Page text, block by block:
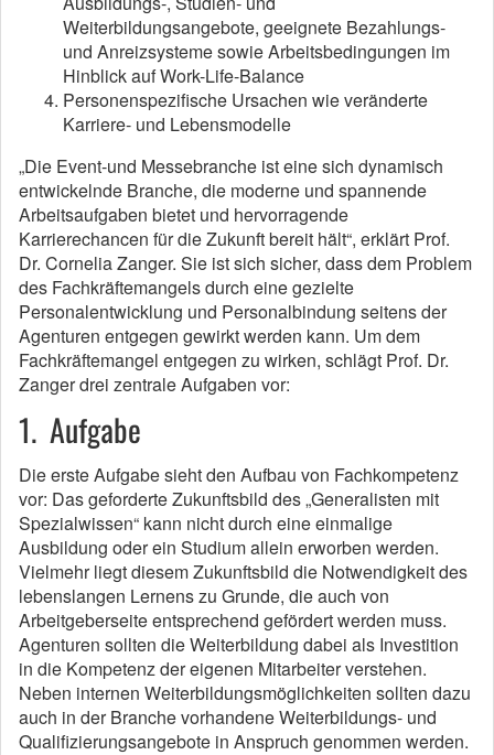
Weiterbildungsangebote, geeignete Bezahlungs-
und Anreizsysteme sowie Arbeitsbedingungen im
Hinblick auf Work-Life-Balance
Personenspezifische Ursachen wie veränderte
Karriere- und Lebensmodelle
„Die Event-und Messebranche ist eine sich dynamisch
entwickelnde Branche, die moderne und spannende
Arbeitsaufgaben bietet und hervorragende
Karrierechancen für die Zukunft bereit hält“, erklärt Prof.
Dr. Cornelia Zanger. Sie ist sich sicher, dass dem Problem
des Fachkräftemangels durch eine gezielte
Personalentwicklung und Personalbindung seitens der
Agenturen entgegen gewirkt werden kann. Um dem
Fachkräftemangel entgegen zu wirken, schlägt Prof. Dr.
Zanger drei zentrale Aufgaben vor:
1. Aufgabe
Die erste Aufgabe sieht den Aufbau von Fachkompetenz
vor: Das geforderte Zukunftsbild des „Generalisten mit
Spezialwissen“ kann nicht durch eine einmalige
Ausbildung oder ein Studium allein erworben werden.
Vielmehr liegt diesem Zukunftsbild die Notwendigkeit des
lebenslangen Lernens zu Grunde, die auch von
Arbeitgeberseite entsprechend gefördert werden muss.
Agenturen sollten die Weiterbildung dabei als Investition
in die Kompetenz der eigenen Mitarbeiter verstehen.
Neben internen Weiterbildungsmöglichkeiten sollten dazu
auch in der Branche vorhandene Weiterbildungs- und
Qualifizierungsangebote in Anspruch genommen werden.